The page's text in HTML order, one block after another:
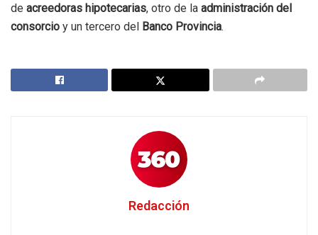
de acreedoras hipotecarias, otro de la administración del
consorcio y un tercero del Banco Provincia.
Redacción